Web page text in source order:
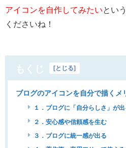
アイコンを自作してみたいとい
くださいね！
もくじ [とじる]
ブログのアイコンを自分で描くメ
１．ブログに「自分らしさ」が出
２．安心感や信頼感を生む
３．ブログに統一感が出る